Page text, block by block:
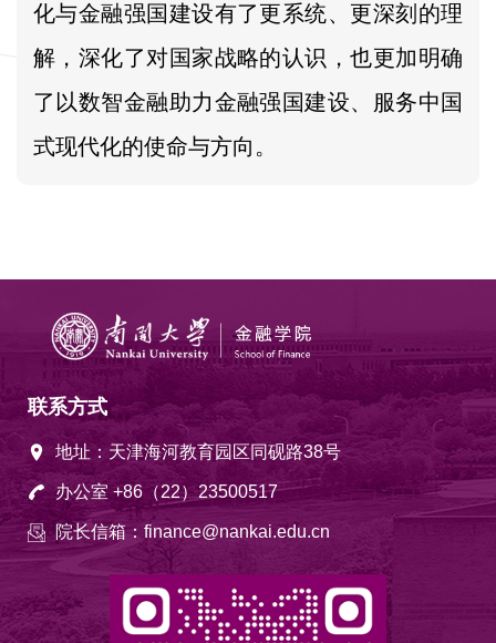
化与金融强国建设有了更系统、更深刻的理
解，深化了对国家战略的认识，也更加明确
了以数智金融助力金融强国建设、服务中国
式现代化的使命与方向。
联系方式
地址：天津海河教育园区同砚路38号
办公室 +86（22）23500517
院长信箱：finance@nankai.edu.cn